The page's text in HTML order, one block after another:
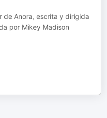
de Anora, escrita y dirigida
por Mikey Madison